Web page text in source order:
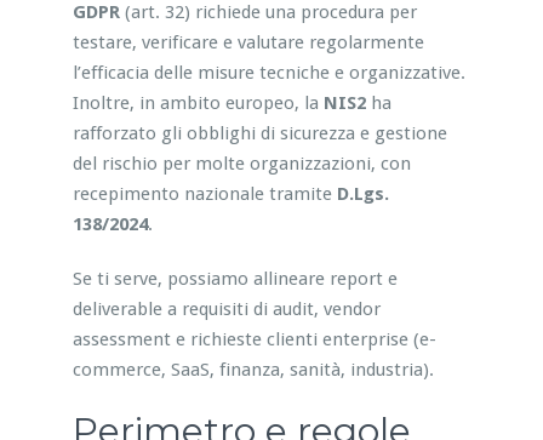
GDPR(art. 32) richiede una procedura per
testare, verificare e valutare regolarmente
l’efficacia delle misure tecniche e organizzative.
Inoltre, in ambito europeo, la NIS2ha
rafforzato gli obblighi di sicurezza e gestione
del rischio per molte organizzazioni, con
recepimento nazionale tramite D.Lgs.
138/2024.
Se ti serve, possiamo allineare report e
deliverable a requisiti di audit, vendor
assessment e richieste clienti enterprise (e-
commerce, SaaS, finanza, sanità, industria).
Perimetro e regole